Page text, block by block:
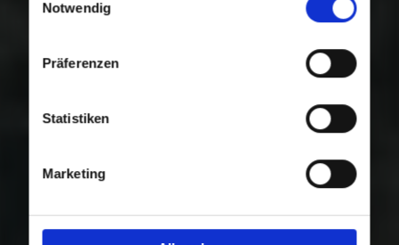
Nutzung der Dienste gesammelt haben.
Notwendig
Präferenzen
Statistiken
Marketing